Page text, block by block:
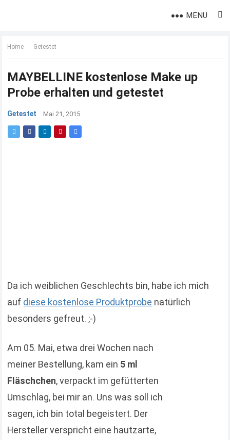
MENU
Home Getestet
MAYBELLINE kostenlose Make up
Probe erhalten und getestet
Getestet Mai 21, 2015
Da ich weiblichen Geschlechts bin, habe ich mich
auf diese kostenlose Produktprobe natürlich
besonders gefreut. ;-)
Am 05. Mai, etwa drei Wochen nach
meiner Bestellung, kam ein 5 ml
Fläschchen, verpackt im gefütterten
Umschlag, bei mir an. Uns was soll ich
sagen, ich bin total begeistert. Der
Hersteller verspricht eine hautzarte,